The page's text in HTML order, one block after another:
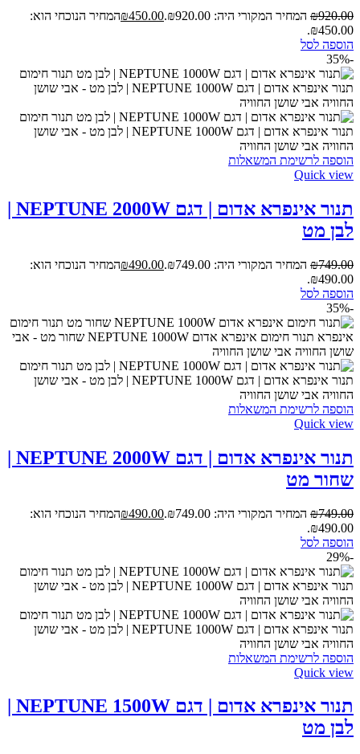
₪920.00 המחיר המקורי היה: ₪920.00. ₪450.00
המחיר הנוכחי הוא:
₪450.00.
הוספה לסל
-35%
הוספה לרשימת המשאלות
Quick view
תנור אינפרא אדום | דגם NEPTUNE 2000W |
לבן מט
₪749.00 המחיר המקורי היה: ₪749.00. ₪490.00
המחיר הנוכחי הוא:
₪490.00.
הוספה לסל
-35%
הוספה לרשימת המשאלות
Quick view
תנור אינפרא אדום | דגם NEPTUNE 2000W |
שחור מט
₪749.00 המחיר המקורי היה: ₪749.00. ₪490.00
המחיר הנוכחי הוא:
₪490.00.
הוספה לסל
-29%
הוספה לרשימת המשאלות
Quick view
לבן מט